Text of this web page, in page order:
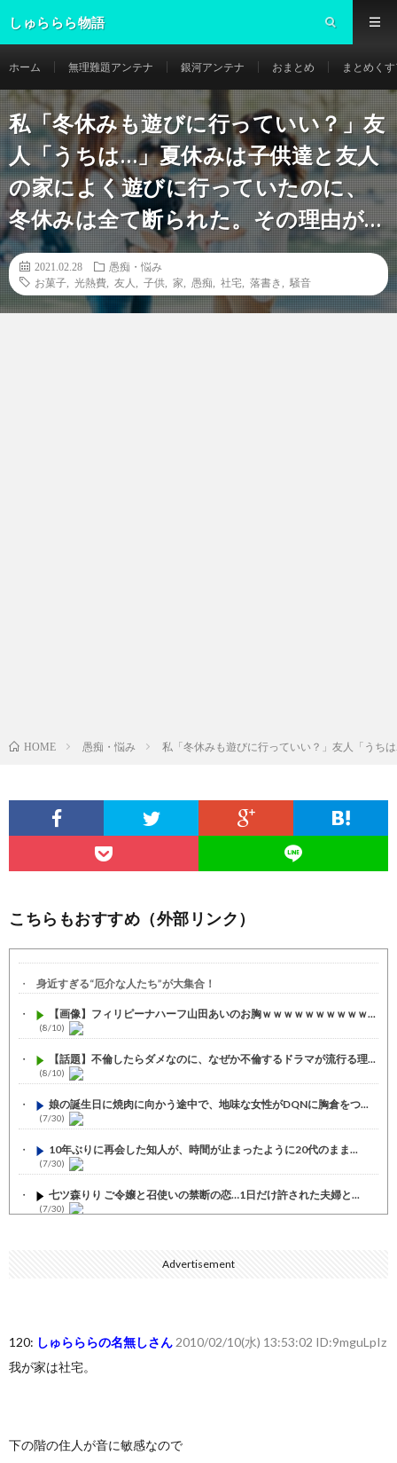
しゅららら物語
ホーム 無理難題アンテナ 銀河アンテナ おまとめ まとめく
私「冬休みも遊びに行っていい？」友
人「うちは…」夏休みは子供達と友人
の家によく遊びに行っていたのに、
冬休みは全て断られた。その理由が…
2021.02.28
愚痴・悩み
お菓子
光熱費 友人 子供 家 愚痴 社宅 落書き 騒音
HOME 愚痴・悩み 私「冬休みも遊びに行っていい？」友人「うち
こちらもおすすめ（外部リンク）
身近すぎる“厄介な人たち”が大集合！
【画像】フィリピーナハーフ山田あいのお胸ｗｗｗｗｗｗｗｗｗｗ...
(8/10)
【話題】不倫したらダメなのに、なぜか不倫するドラマが流行る理...
(8/10)
娘の誕生日に焼肉に向かう途中で、地味な女性がDQNに胸倉をつ...
(7/30)
10年ぶりに再会した知人が、時間が止まったように20代のまま...
(7/30)
七ツ森りり ご令嬢と召使いの禁断の恋…1日だけ許された夫婦と...
(7/30)
【セール】Apple Apple Watch、iPhoneや... (7/30)
(7/30)
Advertisement
120: しゅらららの名無しさん 2010/02/10(水) 13:53:02 ID:9mguLpIz
我が家は社宅。
下の階の住人が音に敏感なので